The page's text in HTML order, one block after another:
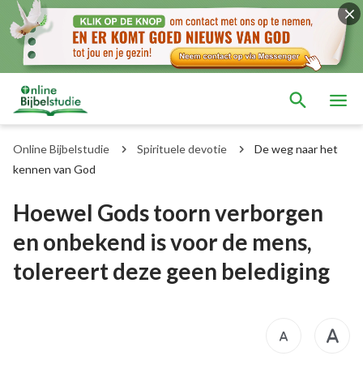
Online Bijbelstudie Spirituele devotie
De weg naar het
kennen van God
Hoewel Gods toorn verborgen
en onbekend is voor de mens,
tolereert deze geen belediging